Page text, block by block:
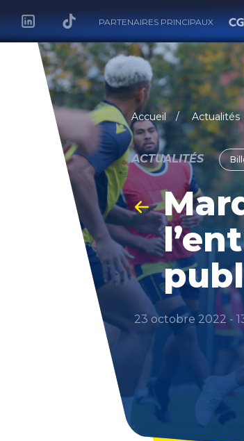
PARTENAIRES PRINCIPAUX
Accueil Actualités
ACTUALITÉS
23 octobre 2022 -